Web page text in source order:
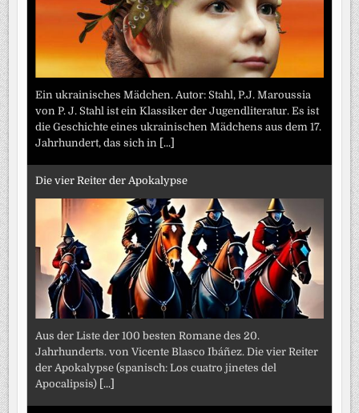
Ein ukrainisches Mädchen. Autor: Stahl, P.J. Maroussia
von P. J. Stahl ist ein Klassiker der Jugendliteratur. Es ist
die Geschichte eines ukrainischen Mädchens aus dem 17.
Jahrhundert, das sich in [...]
Die vier Reiter der Apokalypse
Aus der Liste der 100 besten Romane des 20.
Jahrhunderts. von Vicente Blasco Ibáñez. Die vier Reiter
der Apokalypse (spanisch: Los cuatro jinetes del
Apocalipsis) [...]